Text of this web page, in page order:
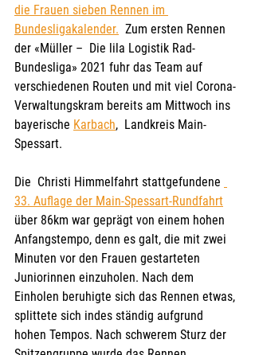
die Frauen sieben Rennen im
Bundesligakalender.
  Zum ersten Rennen
der «Müller –  Die lila Logistik Rad-
Bundesliga» 2021 fuhr das Team auf
verschiedenen Routen und mit viel Corona-
Verwaltungskram bereits am Mittwoch ins
bayerische Karbach,  Landkreis Main-
Spessart.
Die  Christi Himmelfahrt stattgefundene
33. Auflage der Main-Spessart-Rundfahrt
über 86km war geprägt von einem hohen
Anfangstempo, denn es galt, die mit zwei
Minuten vor den Frauen gestarteten
Juniorinnen einzuholen. Nach dem
Einholen beruhigte sich das Rennen etwas,
splittete sich indes ständig aufgrund
hohen Tempos. Nach schwerem Sturz der